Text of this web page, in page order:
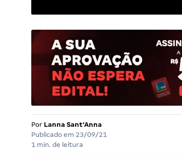
Por Lanna Sant'Anna
Publicado em 23/09/21
1 min. de leitura